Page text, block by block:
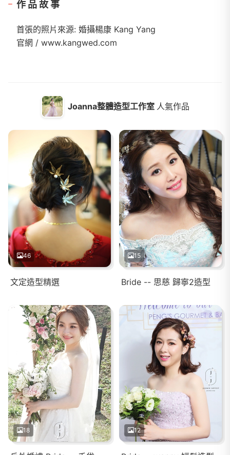
作品故事
首張的照片來源: 婚攝楊康 Kang Yang
官網 / www.kangwed.com
Joanna整體造型工作室 人氣作品
46
文定造型精選
15
Bride -- 思慈 歸寧2造型
18 12